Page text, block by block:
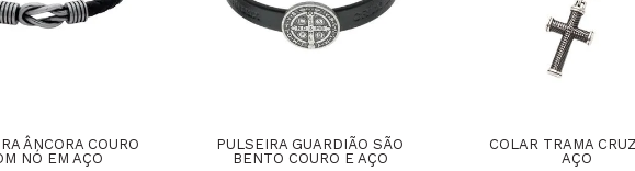
ÂNCORA COURO
NÓ EM AÇO
PULSEIRA GUARDIÃO SÃO
BENTO COURO E AÇO
COLAR TRAMA
AÇO